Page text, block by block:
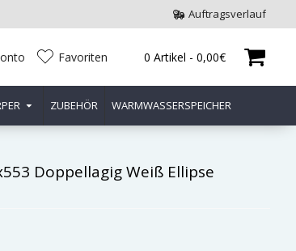
Auftragsverlauf
Favoriten 0 Artikel - 0,00€
ZUBEHÖR WARMWASSERSPEICHER
Doppellagig Weiß Ellipse